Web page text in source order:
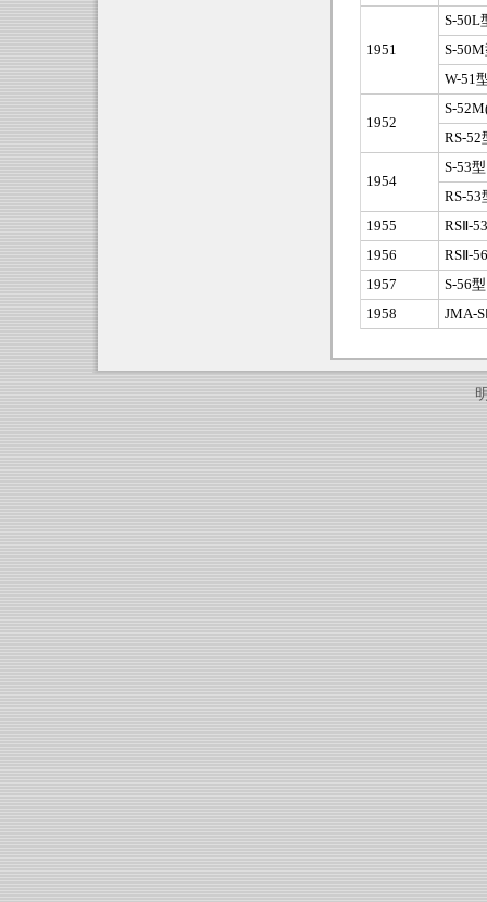
1951
S-50L
S-
W-51
1952
S-
RS-
1954
S-53
RS-
1955
RSⅡ-
1956
RSⅡ-
1957
S-56
1958
JMA-